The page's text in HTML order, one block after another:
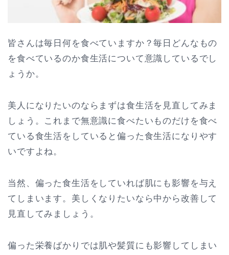
皆さんは毎日何を食べていますか？毎日どんなもの
を食べているのか食生活について意識しているでし
ょうか。
美人になりたいのならまずは食生活を見直してみま
しょう。これまで無意識に食べたいものだけを食べ
ている食生活をしていると偏った食生活になりやす
いですよね。
当然、偏った食生活をしていれば肌にも影響を与え
てしまいます。美しくなりたいなら中から改善して
見直してみましょう。
偏った栄養ばかりでは肌や髪質にも影響してしまい